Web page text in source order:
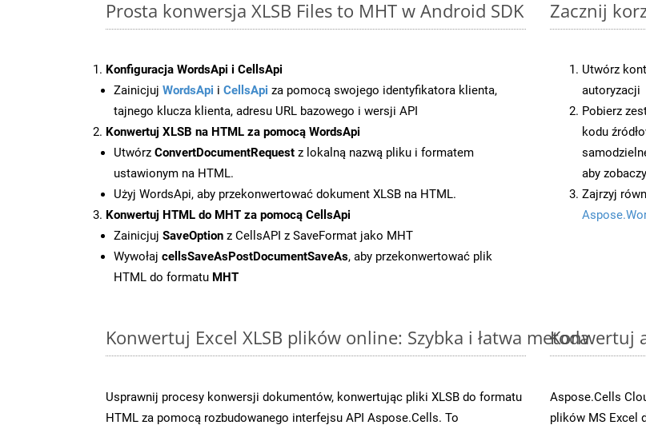
Prosta konwersja XLSB Files to MHT w Android SDK
Konfiguracja WordsApi i CellsApi
Zainicjuj WordsApi i CellsApi za pomocą swojego identyfikatora klienta,
tajnego klucza klienta, adresu URL bazowego i wersji API
Konwertuj XLSB na HTML za pomocą WordsApi
Utwórz ConvertDocumentRequest z lokalną nazwą pliku i formatem
ustawionym na HTML.
Użyj WordsApi, aby przekonwertować dokument XLSB na HTML.
Konwertuj HTML do MHT za pomocą CellsApi
Zainicjuj SaveOption z CellsAPI z SaveFormat jako MHT
Wywołaj cellsSaveAsPostDocumentSaveAs, aby przekonwertować plik
HTML do formatu MHT
Zacznij
Utwórz
autoryzacji
Pobierz
kodu
aby
Zajrzyj
Konwertuj Excel XLSB plików online: Szybka i łatwa metoda
Usprawnij procesy konwersji dokumentów, konwertując pliki XLSB do formatu
HTML za pomocą rozbudowanego interfejsu API Aspose.Cells. To
Konwertuj
Aspose.Cells
plików MS Excel